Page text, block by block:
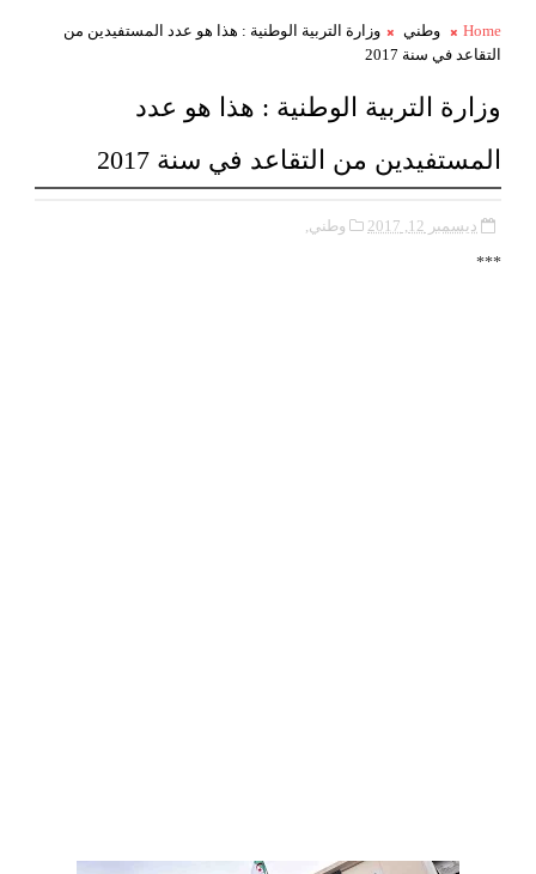
Home وطني
وزارة التربية الوطنية : هذا هو عدد المستفيدين من
التقاعد في سنة 2017
وزارة التربية الوطنية : هذا هو عدد
المستفيدين من التقاعد في سنة 2017
ديسمبر 12, 2017 وطني,
***